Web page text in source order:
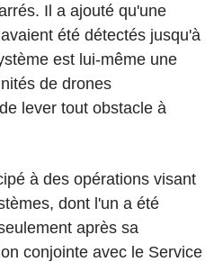
Il a ajouté qu'une
été détectés jusqu'à
est lui-même une
de drones
lever tout obstacle à
à des opérations visant
dont l'un a été
après sa
conjointe avec le Service